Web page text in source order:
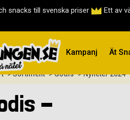
snacks till svenska priser Ett av
Kampanj Ät
> Sortiment > Godis > Nyheter 2024
-